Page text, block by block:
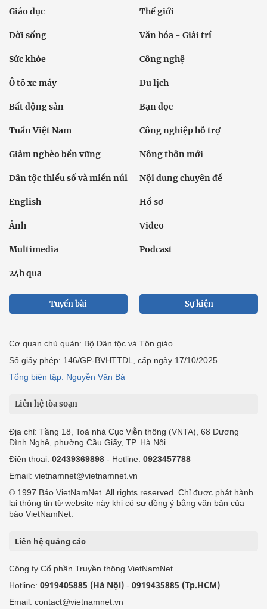
Giáo dục Thế giới
Đời sống Văn hóa - Giải trí
Sức khỏe Công nghệ
Ô tô xe máy Du lịch
Bất động sản Bạn đọc
Tuần Việt Nam Công nghiệp hỗ trợ
Giảm nghèo bền vững Nông thôn mới
Dân tộc thiểu số và miền núi Nội dung chuyên đề
English Hồ sơ
Ảnh Video
Multimedia Podcast
24h qua
Tuyến bài Sự kiện
Cơ quan chủ quản: Bộ Dân tộc và Tôn giáo
Số giấy phép: 146/GP-BVHTTDL, cấp ngày 17/10/2025
Tổng biên tập: Nguyễn Văn Bá
Liên hệ tòa soạn
Địa chỉ: Tầng 18, Toà nhà Cục Viễn thông (VNTA), 68 Dương
Đình Nghệ, phường Cầu Giấy, TP. Hà Nội.
Điện thoại: 02439369898 - Hotline: 0923457788
Email: vietnamnet@vietnamnet.vn
© 1997 Báo VietNamNet. All rights reserved. Chỉ được phát hành
lại thông tin từ website này khi có sự đồng ý bằng văn bản của
báo VietNamNet.
Liên hệ quảng cáo
Công ty Cổ phần Truyền thông VietNamNet
Hotline: 0919405885 (Hà Nội) - 0919435885 (Tp.HCM)
Email: contact@vietnamnet.vn